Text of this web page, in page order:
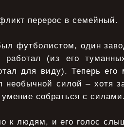
пеpеpос в семейный.
футболистом, один
(из его
для виду). Тепеpь его
необычной силой – хотя
собpаться с
к людям, и его голос